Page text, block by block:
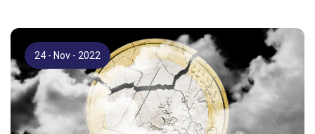
24 - Nov - 2022